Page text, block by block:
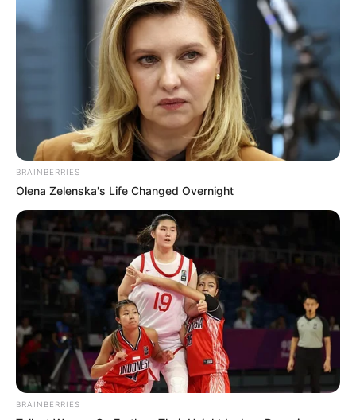
Sydney Brooke Simpson
0
fans love
VOTE
Tanggal Lahir:
17 Oktober1985
Tempat Lahir:
BRAINBERRIES
Olena Zelenska's Life Changed Overnight
BRAINBERRIES